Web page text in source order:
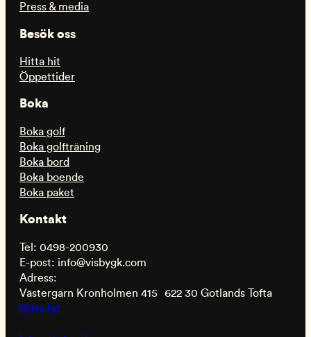
Press & media
Besök oss
Hitta hit
Öppettider
Boka
Boka golf
Boka golfträning
Boka bord
Boka boende
Boka paket
Kontakt
Tel: 0498-200930
E-post: info@visbygk.com
Adress:
Västergarn Kronholmen 415 622 30 Gotlands Tofta
Hitta hit